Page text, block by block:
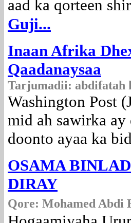
aad ka qorteen
Guji...
Inaan Afrika
Qaadanaysaa
Tarjumadii: abdifatah
Washington Post
mid ah sawirka
doonto ayaa ka
OSAMA
DIRAY
Qore: Mohamed Abdi